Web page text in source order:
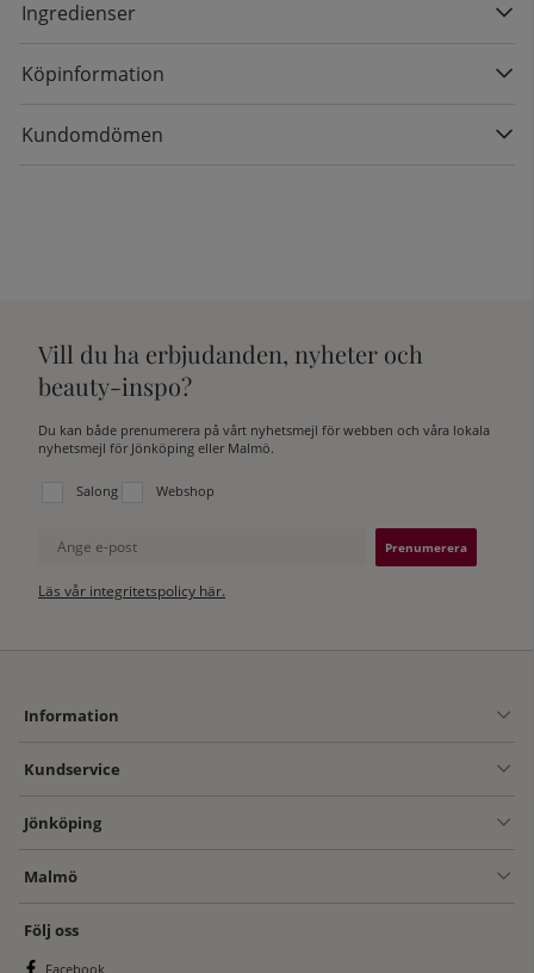
Ingredienser
Köpinformation
Kundomdömen
Vill du ha erbjudanden, nyheter och
beauty-inspo?
Du kan både prenumerera på vårt nyhetsmejl för webben och våra lokala
nyhetsmejl för Jönköping eller Malmö.
Välj vilken lista du vill prenumerera på:
Salong Webshop
Ange e-post
Läs vår integritetspolicy här.
Information
Kundservice
Jönköping
Malmö
Följ oss
Facebook